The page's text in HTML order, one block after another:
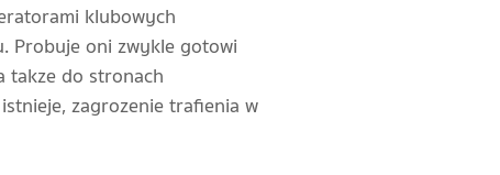
klubowych
Probuje oni zwykle gotowi
takze do stronach
zagrozenie trafienia w